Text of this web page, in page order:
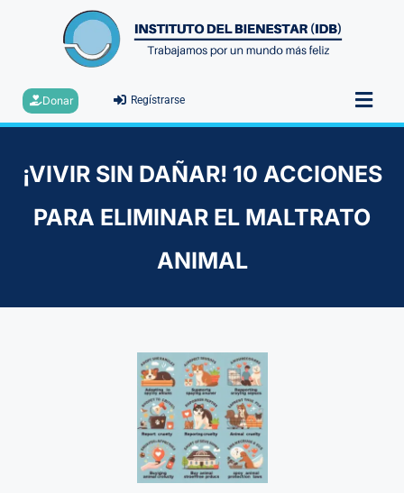
Donar Regístrarse
¡VIVIR SIN DAÑAR! 10 ACCIONES
PARA ELIMINAR EL MALTRATO
ANIMAL